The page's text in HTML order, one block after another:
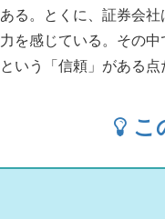
ある。とくに、証券会
力を感じている。その
という「信頼」がある
こ